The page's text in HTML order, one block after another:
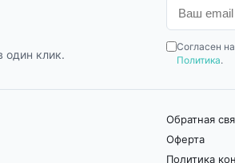
один клик.
Согласен
Политика.
Обратная
Оферта
Политика